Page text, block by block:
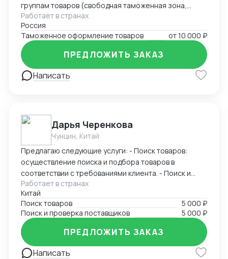
группам товаров (свободная таможенная зона,
экспорт, импорт, реэкспорт, реимпорт, таможенный
склад и и.д.) Опыт 23 года. Имею свое ИП по этому
направлению.
Работает в странах
Россия
Таможенное оформление товаров
от10 000 ₽
Написать
ПРЕДЛОЖИТЬ ЗАКАЗ
Дарья Черенкова
Чунцин, Китай
Предлагаю следующие услуги: - Поиск товаров:
осуществление поиска и подбора товаров в
соответствии с требованиями клиента. - Поиск и
проверка поставщиков: исследование и проверка
надежности и качества потенциальных поставщиков
товаров. Я имею широкую сеть контактов в
различных отраслях. Моими клиентами были как
крупные компании, так и малые предприятия.
Заказывая услуги у меня, вы можете быть уверены в
получении высококачественных и надежных
Работает в странах
Китай
Поиск товаров
5 000 ₽
Поиск и проверка поставщиков
5 000 ₽
Написать
ПРЕДЛОЖИТЬ ЗАКАЗ